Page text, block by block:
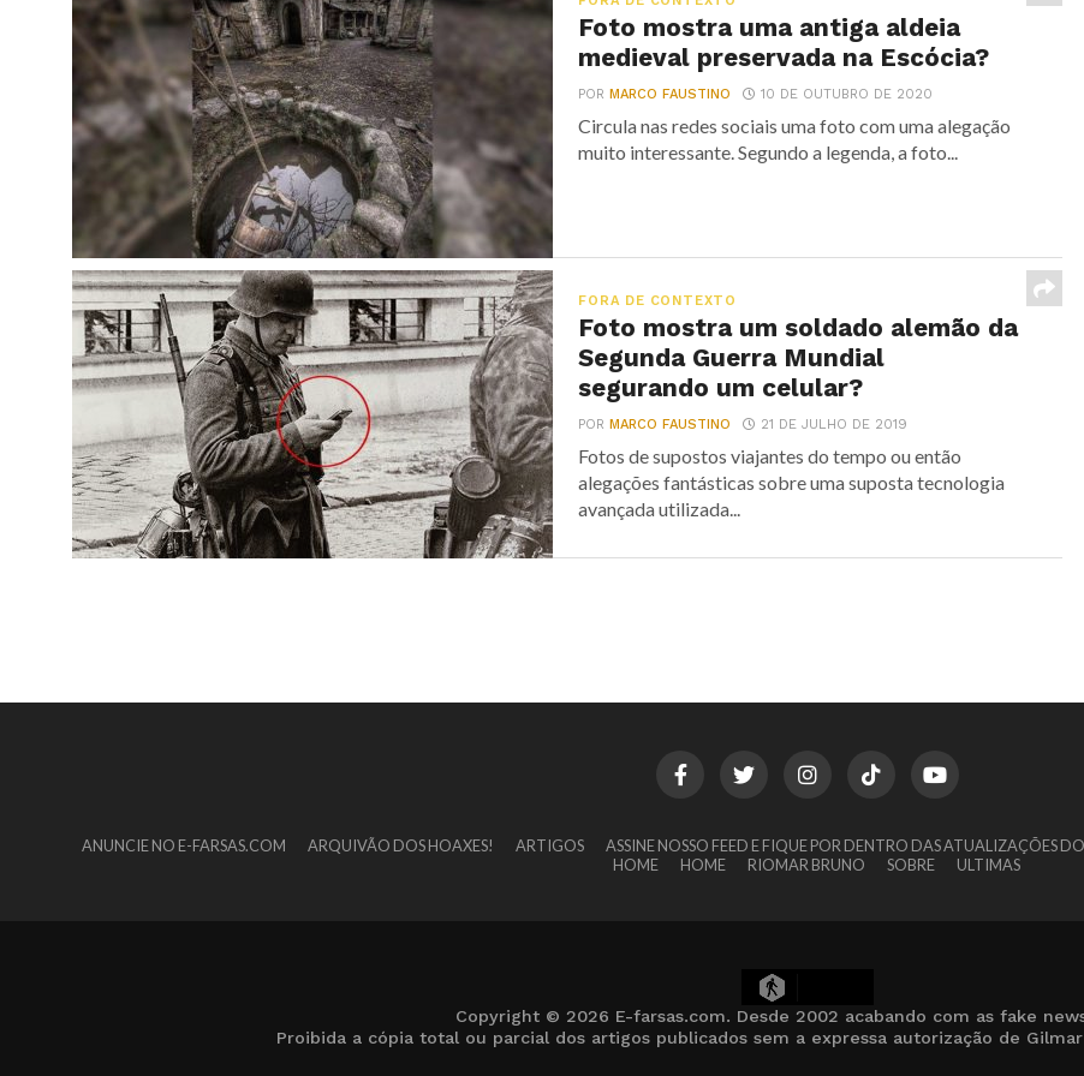
Foto mostra uma antiga aldeia
medieval preservada na Escócia?
PORMARCO FAUSTINO 10 DE OUTUBRO DE 2020
Circula nas redes sociais uma foto com uma alegação
muito interessante. Segundo a legenda, a foto...
FORA DE CONTEXTO
Foto mostra um soldado alemão da
Segunda Guerra Mundial
segurando um celular?
PORMARCO FAUSTINO 21 DE JULHO DE 2019
Fotos de supostos viajantes do tempo ou então
alegações fantásticas sobre uma suposta tecnologia
avançada utilizada...
ANUNCIE NO E-FARSAS.COM ARQUIVÃO DOS HOAXES! ARTIGOS ASSINE NOSSO FEED E FIQUE POR DENTRO DAS ATUALIZAÇÕES
HOME
HOME RIOMAR BRUNO SOBRE ULTIMAS
Copyright © 2026 E-farsas.com. Desde 2002 acabando com as fake
Proibida a cópia total ou parcial dos artigos publicados sem a expressa autorização de